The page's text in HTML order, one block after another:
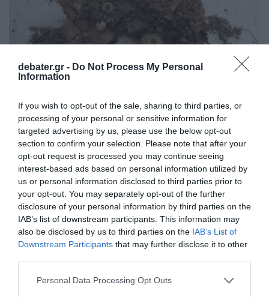
debater.gr - Do Not Process My Personal
Information
If you wish to opt-out of the sale, sharing to third parties, or
processing of your personal or sensitive information for
targeted advertising by us, please use the below opt-out
section to confirm your selection. Please note that after your
opt-out request is processed you may continue seeing
interest-based ads based on personal information utilized by
us or personal information disclosed to third parties prior to
your opt-out. You may separately opt-out of the further
disclosure of your personal information by third parties on the
IAB’s list of downstream participants. This information may
also be disclosed by us to third parties on the IAB’s List of
Downstream Participants that may further disclose it to other
Please note that this website/app uses one or more Google
Personal Data Processing Opt Outs
ΕΛΛΑΔΑ
Η πρώτη γνωστή περίπτωση συνδρόμου
Down στην αρχαία Ελλάδα
Έρευνα σε 10.000 αρχαία γονιδιώματα
21.02.2024 - 10:14